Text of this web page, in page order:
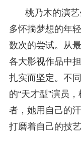
桃乃木的演
多怀揣梦想的年
数次的尝试。从
各大影视作品中
扎实而坚定。不
的“天才型”演员
者，她用自己的
打磨着自己的技